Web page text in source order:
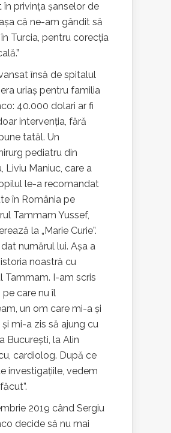
în privința șanselor de
că ne-am gândit să
Turcia, pentru corecția
însă de spitalul
uriaș pentru familia
40.000 dolari ar fi
intervenția, fără
tatăl. Un
pediatru din
Liviu Maniuc, care a
le-a recomandat
în România pe
Tammam Yussef,
la „Marie Curie”.
dat numărul lui. Așa a
noastră cu
Tammam. I-am scris
pe care nu îl
un om care mi-a și
mi-a zis să ajung cu
București, la Alin
cardiolog. După ce
investigațiile, vedem
2019 când Sergiu
decide să nu mai